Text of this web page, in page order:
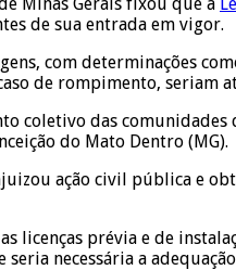
de sua entrada em vigor.
com determinações
de rompimento,
das comunidades
do Mato Dentro (MG).
ação civil pública e
licenças prévia e de
necessária a